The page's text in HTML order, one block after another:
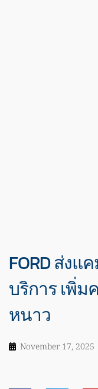
FORD ส่ง
บริการ เพิ่
หนาว
November 17, 2025